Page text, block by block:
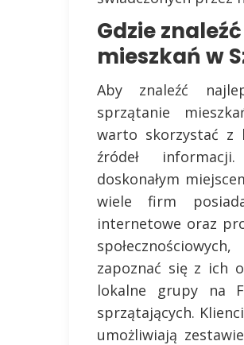
Gdzie
mieszkań w
Aby znaleźć
sprzątanie
warto skorzystać z
źródeł
doskonałym
wiele firm
internetowe oraz
zapoznać się z ich
lokalne grupy na
sprzątających.
umożliwiają